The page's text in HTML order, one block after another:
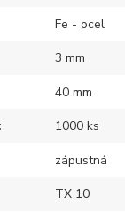
Fe - ocel
3 mm
40 mm
1000 ks
zápustná
TX 10